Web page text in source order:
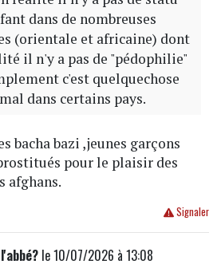
dans de nombreuses
(orientale et africaine) dont
il n'y a pas de "pédophilie"
c'est quelquechose
dans certains pays.
bacha bazi ,jeunes garçons
pour le plaisir des
afghans.
Signaler
le 10/07/2026 à 13:08